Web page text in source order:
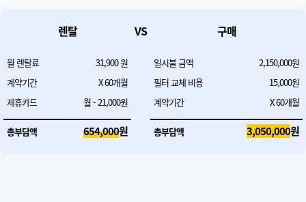
렌탈 VS 구매
월 렌탈료 31,900원 일시불 금액
2,150,000원
계약기간
X60개월 필터 교체 비용
15,000원
제휴카드
월 - 21,000원 계약기간 X60개월
총부담액 654,000원 총부담액 3,050,000원